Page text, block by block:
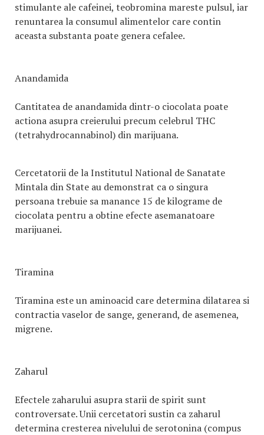
stimulante ale cafeinei, teobromina mareste pulsul, iar
renuntarea la consumul alimentelor care contin
aceasta substanta poate genera cefalee.
Anandamida
Cantitatea de anandamida dintr-o ciocolata poate
actiona asupra creierului precum celebrul THC
(tetrahydrocannabinol) din marijuana.
Cercetatorii de la Institutul National de Sanatate
Mintala din State au demonstrat ca o singura
persoana trebuie sa manance 15 de kilograme de
ciocolata pentru a obtine efecte asemanatoare
marijuanei.
Tiramina
Tiramina este un aminoacid care determina dilatarea si
contractia vaselor de sange, generand, de asemenea,
migrene.
Zaharul
Efectele zaharului asupra starii de spirit sunt
controversate. Unii cercetatori sustin ca zaharul
determina cresterea nivelului de serotonina (compus